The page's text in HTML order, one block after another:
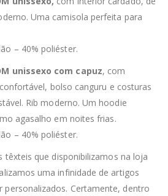
Uma camisola perfeita para
– 40% poliéster.
unissexo com capuz, com
bolso canguru e costuras
Rib moderno. Um hoodie
agasalho em noites frias.
– 40% poliéster.
têxteis que disponibilizamos na loja
uma infinidade de artigos
personalizados. Certamente, dentro